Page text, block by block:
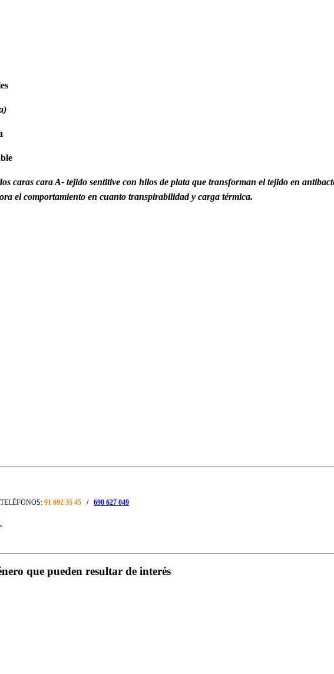
caras cara A- tejido sentitive con hilos de plata que transforman el tejido en
el comportamiento en cuanto transpirabilidad y carga térmica.
91 692 35 45 / 690 627 049
que pueden resultar de interés